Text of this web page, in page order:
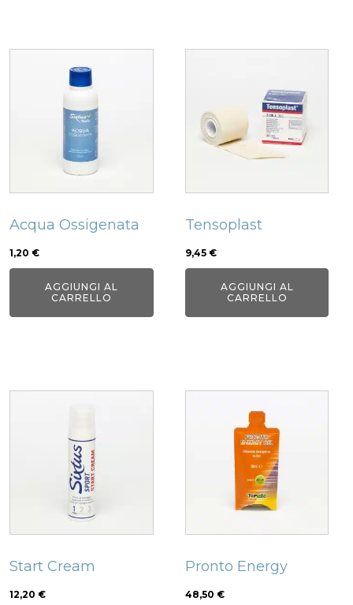
Acqua Ossigenata
1,20 €
AGGIUNGI AL
CARRELLO
Tensoplast
9,45 €
AGGIUNGI AL
CARRELLO
Start Cream
12,20 €
Pronto Energy
48,50 €